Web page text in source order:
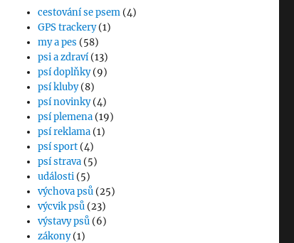
cestování se psem (4)
GPS trackery(1)
my a pes (58)
psi a zdraví (13)
psí doplňky(9)
psí kluby(8)
psí novinky(4)
psí plemena (19)
psí reklama (1)
psí sport (4)
psí strava (5)
události (5)
výchova psů (25)
výcvik psů (23)
výstavy psů (6)
zákony(1)